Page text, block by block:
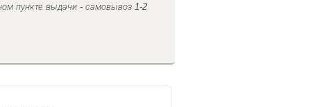
пункте выдачи - самовывоз 1-2